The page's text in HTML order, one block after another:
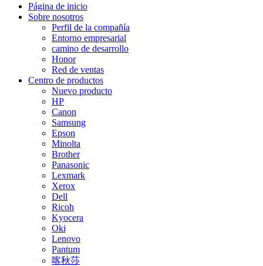
Página de inicio
Sobre nosotros
Perfil de la compañía
Entorno empresarial
camino de desarrollo
Honor
Red de ventas
Centro de productos
Nuevo producto
HP
Canon
Samsung
Epson
Minolta
Brother
Panasonic
Lexmark
Xerox
Dell
Ricoh
Kyocera
Oki
Lenovo
Pantum
喀秋莎